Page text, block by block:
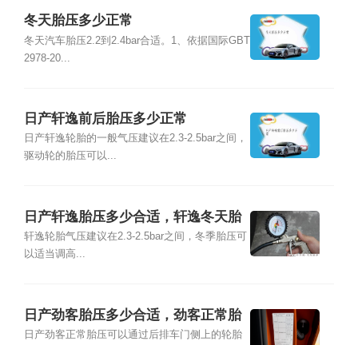
冬天胎压多少正常
冬天汽车胎压2.2到2.4bar合适。1、依据国际GBT
2978-20...
日产轩逸前后胎压多少正常
日产轩逸轮胎的一般气压建议在2.3-2.5bar之间，
驱动轮的胎压可以...
日产轩逸胎压多少合适，轩逸冬天胎
压多少正常
轩逸轮胎气压建议在2.3-2.5bar之间，冬季胎压可
以适当调高...
日产劲客胎压多少合适，劲客正常胎
压多少
日产劲客正常胎压可以通过后排车门侧上的轮胎